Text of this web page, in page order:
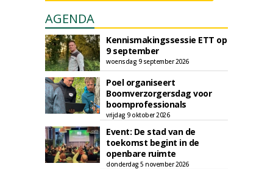
AGENDA
Kennismakingssessie ETT op
9 september
woensdag 9 september 2026
Poel organiseert
Boomverzorgersdag voor
boomprofessionals
vrijdag 9 oktober 2026
Event: De stad van de
toekomst begint in de
openbare ruimte
donderdag 5 november 2026